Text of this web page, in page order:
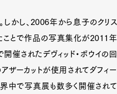
しかし、2006年から息子のクリス
ことで作品の写真集化が2011年
催されたデヴィッド・ボウイの回
ザーカットが使用されてダフィー
界中で写真展も数多く開催されて